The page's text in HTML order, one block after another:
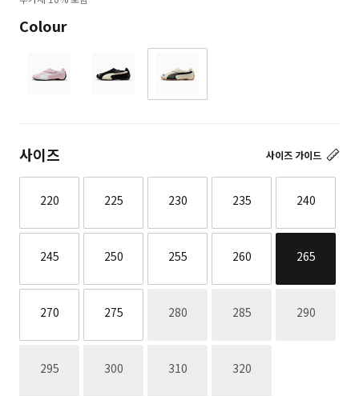
Colour
사이즈 가이드
사이즈
220 225 230 235 240
245 250 255 260 265
270 275 280재고없음 285재고없음 290재고없음
295재고없음 300재고없음 310재고없음 320재고없음